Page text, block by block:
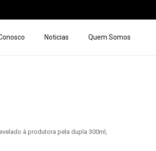
Noticias Quem Somos
à produtora pela dupla 300ml,